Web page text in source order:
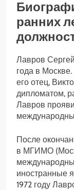
ранних
Лавров
года в
его отец,
дипломатом,
Лавров
После
в МГИМО
иностранные
1972 году